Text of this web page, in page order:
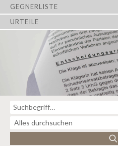
GEGNERLISTE
URTEILE